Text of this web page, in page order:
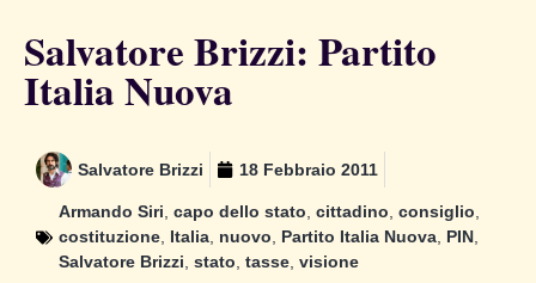
Salvatore Brizzi: Partito
Italia Nuova
Salvatore Brizzi 18 Febbraio 2011
Armando Siri capo dello stato cittadino consiglio
costituzione Italia nuovo Partito Italia Nuova PIN
Salvatore Brizzi stato tasse visione